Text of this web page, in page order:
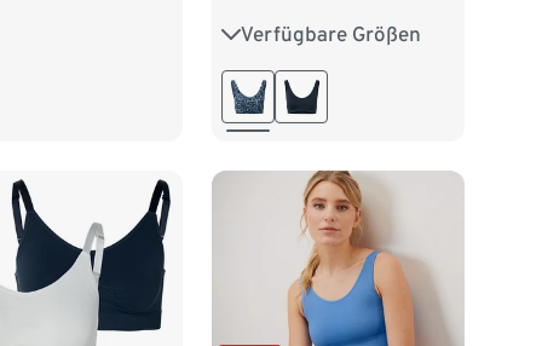
Verfügbare Größen
XS 32/34 S 36/38
M 40/42